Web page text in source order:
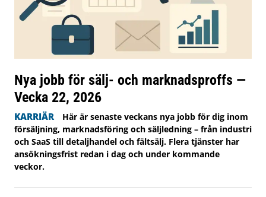
Nya jobb för sälj- och marknadsproffs —
Vecka 22, 2026
KARRIÄR
Här är senaste veckans nya jobb för dig inom
försäljning, marknadsföring och säljledning – från industri
och SaaS till detaljhandel och fältsälj. Flera tjänster har
ansökningsfrist redan i dag och under kommande
veckor.